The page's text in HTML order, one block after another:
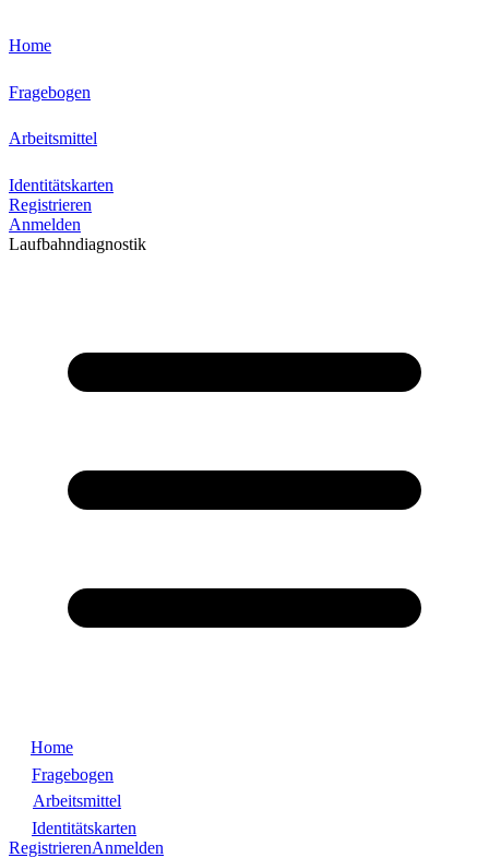
Home
Fragebogen
Arbeitsmittel
Identitätskarten
Registrieren
Anmelden
Laufbahndiagnostik
Home
Fragebogen
Arbeitsmittel
Identitätskarten
RegistrierenAnmelden